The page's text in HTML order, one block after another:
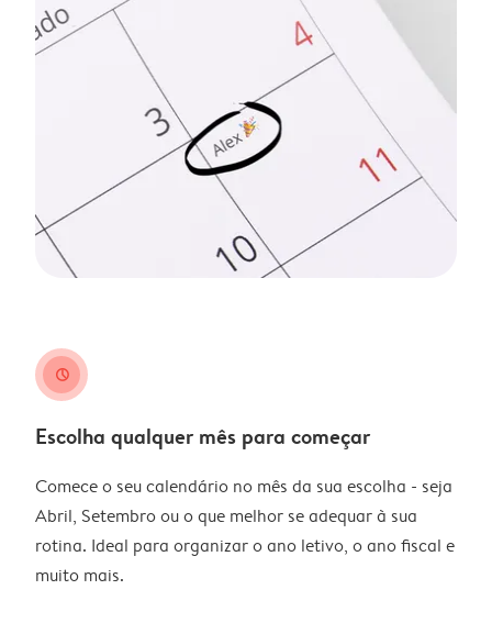
clock
Escolha qualquer mês para começar
Comece o seu calendário no mês da sua escolha - seja
Abril, Setembro ou o que melhor se adequar à sua
rotina. Ideal para organizar o ano letivo, o ano fiscal e
muito mais.